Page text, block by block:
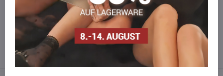
Zögern Sie nicht, uns zu kontaktieren, wir füllen die Ware für Sie
wieder auf!
info​@everlady​.eu